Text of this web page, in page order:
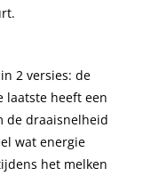
2 versies: de
laatste heeft een
de draaisnelheid
wat energie
het melken